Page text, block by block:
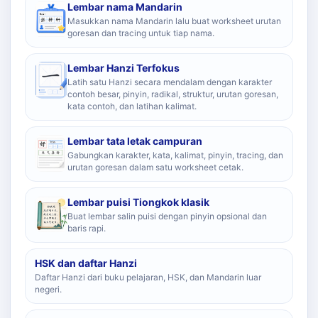
Lembar nama Mandarin
Masukkan nama Mandarin lalu buat worksheet urutan
goresan dan tracing untuk tiap nama.
Lembar Hanzi Terfokus
Latih satu Hanzi secara mendalam dengan karakter
contoh besar, pinyin, radikal, struktur, urutan goresan,
kata contoh, dan latihan kalimat.
Lembar tata letak campuran
Gabungkan karakter, kata, kalimat, pinyin, tracing, dan
urutan goresan dalam satu worksheet cetak.
Lembar puisi Tiongkok klasik
Buat lembar salin puisi dengan pinyin opsional dan
baris rapi.
HSK dan daftar Hanzi
Daftar Hanzi dari buku pelajaran, HSK, dan Mandarin luar
negeri.